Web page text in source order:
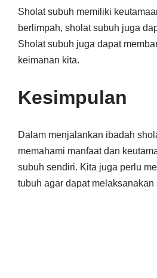
Sholat subuh memiliki
berlimpah, sholat subuh juga
Sholat subuh juga dapat
keimanan kita.
Kesimpulan
Dalam menjalankan ibadah
memahami manfaat dan
subuh sendiri. Kita juga perlu
tubuh agar dapat